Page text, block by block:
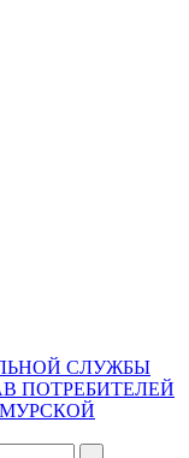
СЛУЖБЫ
ПОТРЕБИТЕЛЕЙ